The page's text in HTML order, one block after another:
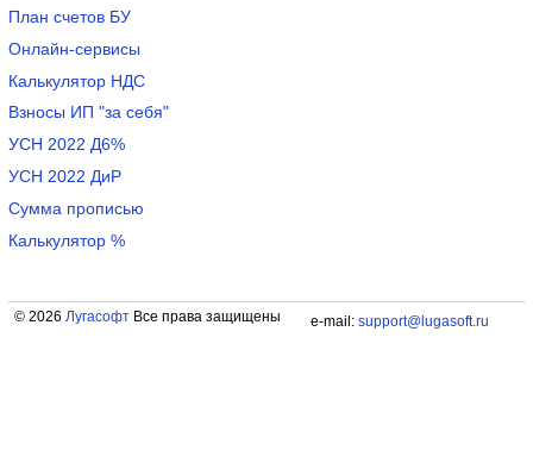
План счетов БУ
Онлайн-сервисы
Калькулятор НДС
Взносы ИП "за себя"
УСН 2022 Д6%
УСН 2022 ДиР
Сумма прописью
Калькулятор %
© 2026 ЛугасофтВсе права защищены e-mail: support@lugasoft.ru